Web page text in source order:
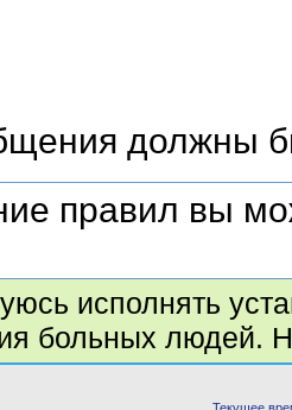
должны
правил вы
исполнять
больных людей.